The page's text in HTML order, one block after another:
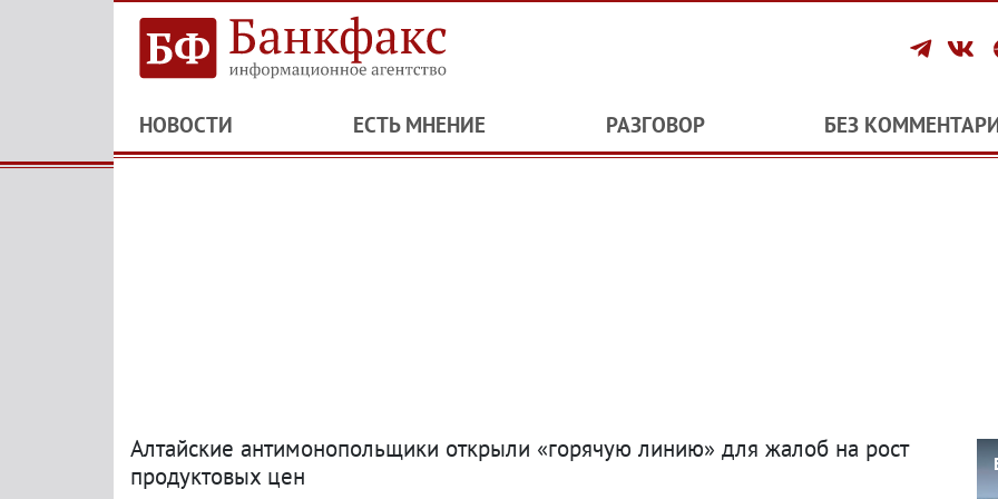
НОВОСТИ ЕСТЬ МНЕНИЕ РАЗГОВОР БЕЗ
Алтайские антимонопольщики открыли «горячую линию» для жалоб на рост
продуктовых цен